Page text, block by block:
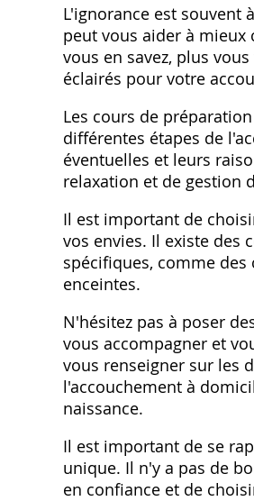
L'ignorance est souvent
peut vous aider à
vous en savez, plus
éclairés pour votre
Les cours de
différentes étapes de
éventuelles et leurs
relaxation et de gestion
Il est important de
vos envies. Il existe des
spécifiques, comme
enceintes.
N'hésitez pas à poser
vous accompagner et
vous renseigner sur les
l'accouchement à
naissance.
Il est important de se
unique. Il n'y a pas de
en confiance et de